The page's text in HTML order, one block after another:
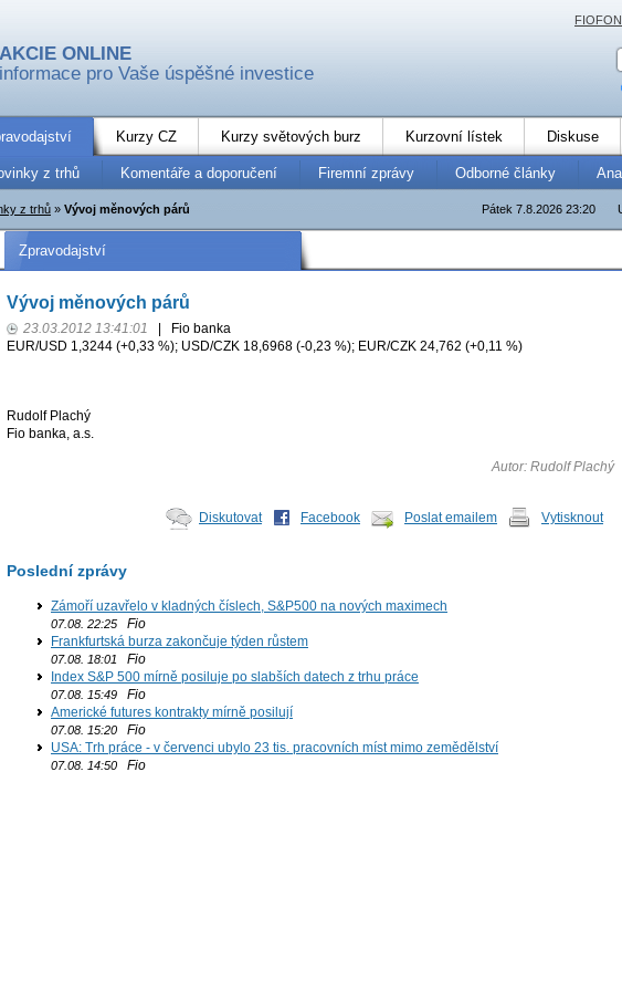
AKCIE ONLINE
informace pro Vaše úspěšné investice
Kurzy CZ Kurzy světových burz Kurzovní lístek Diskuse
z trhů Komentáře a doporučení Firemní zprávy Odborné články
Pátek 7.8.2026 23:20
z trhů » Vývoj měnových párů
Zpravodajství
Vývoj měnových párů
23.03.2012 13:41:01
Fio banka
EUR/USD 1,3244 (+0,33 %); USD/CZK 18,6968 (-0,23 %); EUR/CZK 24,762 (+0,11 %)
Rudolf Plachý
Fio banka, a.s.
Autor: Rudolf Plachý
Diskutovat Facebook Poslat emailem Vytisknout
Poslední zprávy
Zámoří uzavřelo v kladných číslech, S&P500 na nových maximech
07.08. 22:25 Fio
Frankfurtská burza zakončuje týden růstem
07.08. 18:01
Fio
Index S&P 500 mírně posiluje po slabších datech z trhu práce
07.08. 15:49 Fio
Americké futures kontrakty mírně posilují
07.08. 15:20 Fio
USA: Trh práce - v červenci ubylo 23 tis. pracovních míst mimo zemědělství
07.08. 14:50 Fio